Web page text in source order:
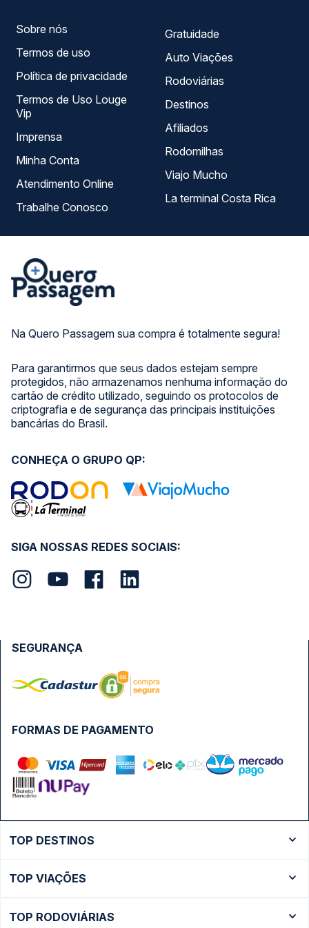
Na Quero Passagem sua compra é totalmente segura!
Para garantirmos que seus dados estejam sempre
protegidos, não armazenamos nenhuma informação do
cartão de crédito utilizado, seguindo os protocolos de
criptografia e de segurança das principais instituições
bancárias do Brasil.
Sobre nós
Termos de uso
Política de privacidade
Termos de Uso Louge
Vip
Imprensa
Minha Conta
Atendimento Online
Trabalhe Conosco
Gratuidade
Auto Viações
Rodoviárias
Destinos
Afiliados
Rodomilhas
Viajo Mucho
La terminal Costa Rica
SIGA NOSSAS REDES SOCIAIS:
CONHEÇA O GRUPO QP:
FORMAS DE PAGAMENTO
SEGURANÇA
TOP DESTINOS
Ônibus São Paulo
TOP VIAÇÕES
TOP RODOVIÁRIAS